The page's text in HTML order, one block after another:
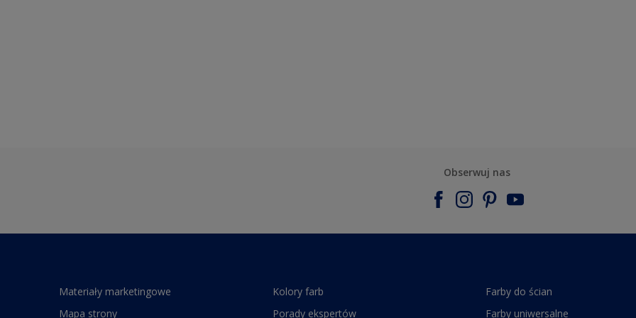
Obserwuj nas
Materiały marketingowe
Mapa strony
Kolory farb
Porady ekspertów
Farby do ścian
Farby uniwersalne